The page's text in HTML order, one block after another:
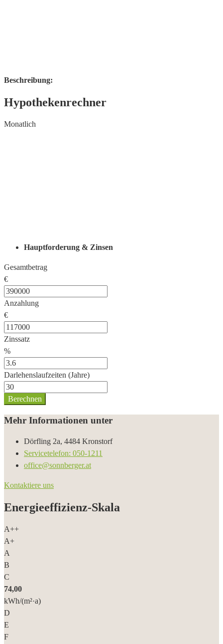
Beschreibung:
Hypothekenrechner
Monatlich
Hauptforderung & Zinsen
Gesamtbetrag
€
Anzahlung
€
Zinssatz
%
Darlehenslaufzeiten (Jahre)
Berechnen
Mehr Informationen unter
Dörfling 2a, 4484 Kronstorf
Servicetelefon: 050-1211
office@sonnberger.at
Kontaktiere uns
Energieeffizienz-Skala
A++
A+
A
B
C
74,00
kWh/(m²·a)
D
E
F